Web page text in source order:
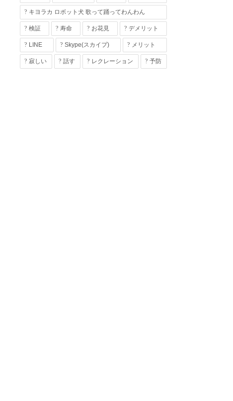
キヨラカ ロボット犬 歌って踊ってわんわん
検証 寿命 お花見 デメリット
LINE Skype(スカイプ) メリット
寂しい 話す レクレーション 予防